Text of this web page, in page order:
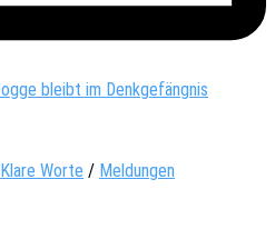
Klare Worte / Meldungen